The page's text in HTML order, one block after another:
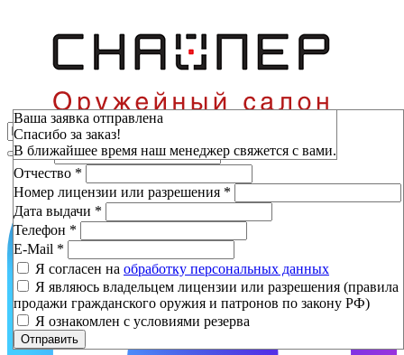
Зарезервировать
Фамилия*
Имя*
Отчество *
Номер лицензии или разрешения *
Дата выдачи *
Телефон *
E-Mail *
Я согласен на обработку персональных данных
Я являюсь владельцем лицензии или разрешения (правила
продажи гражданского оружия и патронов по закону РФ)
Я ознакомлен с условиями резерва
Отправить
Ваша заявка отправлена
Спасибо за заказ!
В ближайшее время наш менеджер свяжется с вами.